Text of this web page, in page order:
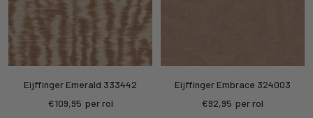
Eijffinger Emerald 333442
Sale
€109,95 per rol
Eijffinger Embrace 324003
Sale
€92,95 per rol